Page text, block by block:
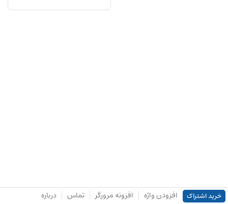
خرید اشتراک افزودن واژه افزونه مرورگر تماس درباره